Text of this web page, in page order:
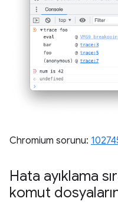
Chromium sorunu:
Hata ayıklama
komut